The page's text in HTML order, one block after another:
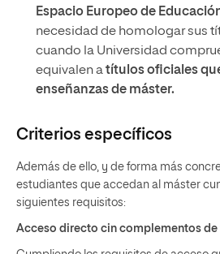
Espacio Europeo de
necesidad de homologar sus
cuando la Universidad
equivalen atítulos oficiales
enseñanzas de máster.
Criterios específicos
Además de ello, y de forma más
estudiantes que accedan al máster
siguientes requisitos:
Acceso directo cin complementos